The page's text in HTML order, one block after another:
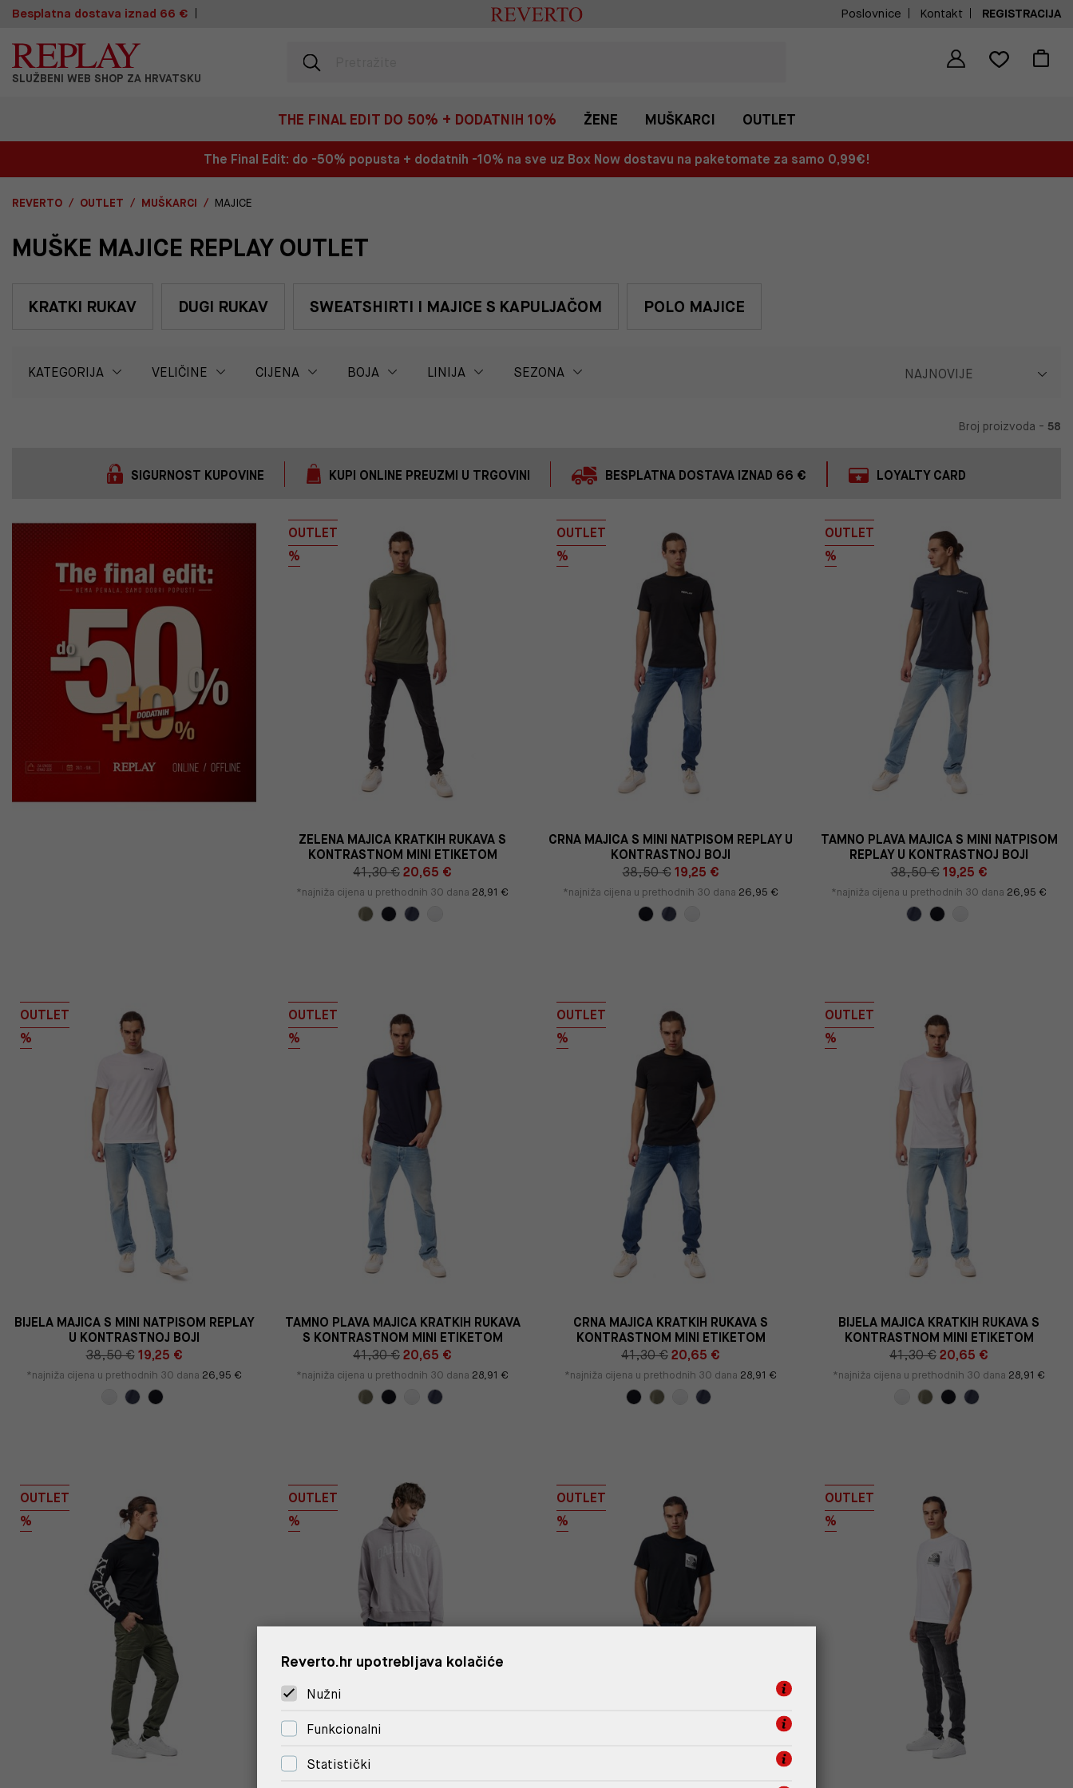
Besplatna dostava iznad 66 € Poslovnice Kontakt REGISTRACIJA
SLUŽBENI WEB SHOP ZA HRVATSKU
THE FINAL EDIT DO 50% + DODATNIH 10% ŽENE MUŠKARCI OUTLET
The Final Edit: do -50% popusta + dodatnih -10% na sve uz Box Now dostavu na paketomate za samo 0,99€!
REVERTO OUTLET MUŠKARCI MAJICE
MUŠKE MAJICE REPLAY OUTLET
KRATKI RUKAV DUGI RUKAV SWEATSHIRTI I MAJICE S KAPULJAČOM POLO MAJICE
KATEGORIJA VELIČINE CIJENA BOJA LINIJA SEZONA
Broj proizvoda - 58
SIGURNOST KUPOVINE KUPI ONLINE PREUZMI U TRGOVINI BESPLATNA DOSTAVA IZNAD 66 € LOYALTY CARD
OUTLET
%
ZELENA MAJICA KRATKIH RUKAVA S
KONTRASTNOM MINI ETIKETOM
41,30 €20,65 €
*najniža cijena u prethodnih 30 dana 28,91 €
OUTLET
%
CRNA MAJICA S MINI NATPISOM REPLAY U
KONTRASTNOJ BOJI
38,50 € 19,25 €
*najniža cijena u prethodnih 30 dana 26,95 €
OUTLET
%
TAMNO PLAVA MAJICA S MINI NATPISOM
REPLAY U KONTRASTNOJ BOJI
38,50 € 19,25 €
*najniža cijena u prethodnih 30 dana 26,95 €
OUTLET
%
BIJELA MAJICA S MINI NATPISOM REPLAY
U KONTRASTNOJ BOJI
38,50 € 19,25 €
*najniža cijena u prethodnih 30 dana 26,95 €
OUTLET
%
TAMNO PLAVA MAJICA KRATKIH RUKAVA
S KONTRASTNOM MINI ETIKETOM
41,30 €20,65 €
*najniža cijena u prethodnih 30 dana 28,91 €
OUTLET
%
CRNA MAJICA KRATKIH RUKAVA S
KONTRASTNOM MINI ETIKETOM
41,30 €20,65 €
*najniža cijena u prethodnih 30 dana 28,91 €
OUTLET
%
BIJELA MAJICA KRATKIH RUKAVA S
KONTRASTNOM MINI ETIKETOM
41,30 €20,65 €
*najniža cijena u prethodnih 30 dana 28,91 €
OUTLET
%
OUTLET
%
OUTLET
%
OUTLET
%
Reverto.hr upotrebljava kolačiće
Nužni
Funkcionalni
Statistički